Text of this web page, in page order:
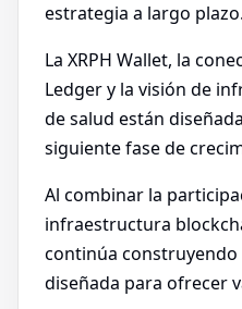
estrategia a largo plazo.
La XRPH Wallet, la
Ledger y la visión de
de salud están
siguiente fase de
Al combinar la
infraestructura
continúa
diseñada para ofrecer